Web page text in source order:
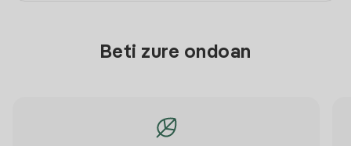
Beti zure ondoan